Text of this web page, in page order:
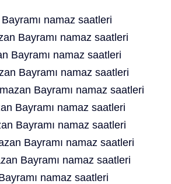
namaz saatleri
Bayramı namaz saatleri
Bayramı namaz saatleri
Bayramı namaz saatleri
Bayramı namaz saatleri
Bayramı namaz saatleri
Bayramı namaz saatleri
Bayramı namaz saatleri
Bayramı namaz saatleri
namaz saatleri